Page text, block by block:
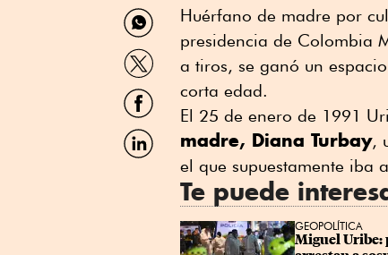
Compartir
por
WhatsApp
Compartir
por
Twitter
Compartir
por
Facebook
Compartir
por
Huérfano de madre por
presidencia de Colombia
a tiros, se ganó un
corta edad.
El 25 de enero de 1991
madre, Diana Turbay,
el que supuestamente iba
Te puede
GEOPOLÍTICA
Miguel Uribe: